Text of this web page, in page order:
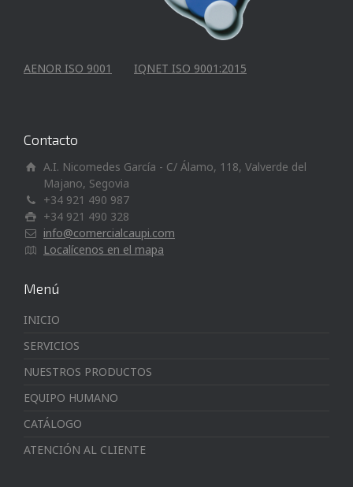
AENOR ISO 9001 IQNET ISO 9001:2015
Contacto
A.I. Nicomedes García - C/ Álamo, 118, Valverde del
Majano, Segovia
+34 921 490 987
+34 921 490 328
info@comercialcaupi.com
Localícenos en el mapa
Menú
INICIO
SERVICIOS
NUESTROS PRODUCTOS
EQUIPO HUMANO
CATÁLOGO
ATENCIÓN AL CLIENTE